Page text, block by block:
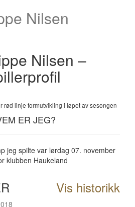
Nilsen
Nilsen –
rød linje formutvikling i løpet av sesongen
ER JEG?
jeg spilte var lørdag 07. november
klubben Haukeland
Vis historikk